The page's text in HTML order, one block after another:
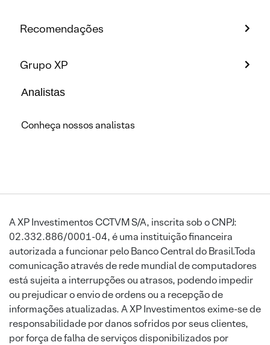
Recomendações
Grupo XP
Analistas
Conheça nossos analistas
A XP Investimentos CCTVM S/A, inscrita sob o CNPJ:
02.332.886/0001-04, é uma instituição financeira
autorizada a funcionar pelo Banco Central do Brasil.Toda
comunicação através de rede mundial de computadores
está sujeita a interrupções ou atrasos, podendo impedir
ou prejudicar o envio de ordens ou a recepção de
informações atualizadas. A XP Investimentos exime-se de
responsabilidade por danos sofridos por seus clientes,
por força de falha de serviços disponibilizados por